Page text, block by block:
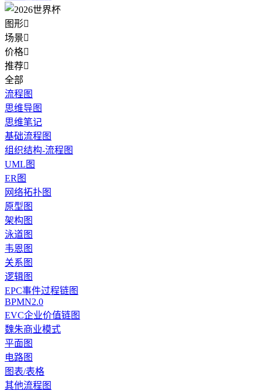
图形
场景
价格
推荐
全部
流程图
思维导图
思维笔记
基础流程图
组织结构-流程图
UML图
ER图
网络拓扑图
原型图
架构图
泳道图
韦恩图
关系图
逻辑图
EPC事件过程链图
BPMN2.0
EVC企业价值链图
魏朱商业模式
平面图
电路图
图表/表格
其他流程图